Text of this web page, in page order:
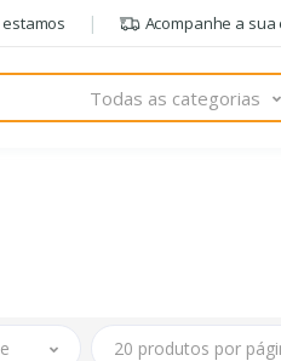
Acompanhe a sua
Todas as categorias
20 produtos por